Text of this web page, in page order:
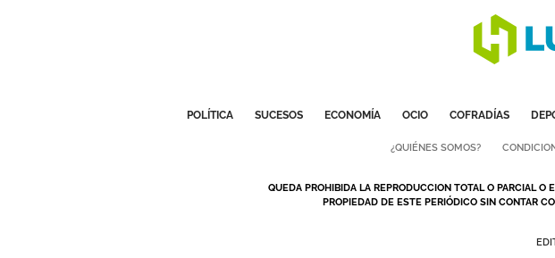
POLÍTICA SUCESOS ECONOMÍA OCIO COFRADÍAS
¿QUIÉNES SOMOS?
QUEDA PROHIBIDA LA REPRODUCCION TOTAL O PARCIAL
PROPIEDAD DE ESTE PERIÓDICO SIN CONTAR